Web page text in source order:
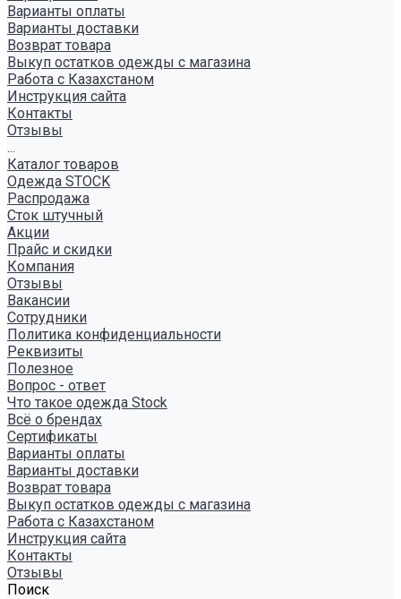
Варианты оплаты
Варианты доставки
Возврат товара
Выкуп остатков одежды с магазина
Работа с Казахстаном
Инструкция сайта
Контакты
Отзывы
...
Каталог товаров
Одежда STOCK
Распродажа
Сток штучный
Акции
Прайс и скидки
Компания
Отзывы
Вакансии
Сотрудники
Политика конфиденциальности
Реквизиты
Полезное
Вопрос - ответ
Что такое одежда Stock
Всё о брендах
Сертификаты
Варианты оплаты
Варианты доставки
Возврат товара
Выкуп остатков одежды с магазина
Работа с Казахстаном
Инструкция сайта
Контакты
Отзывы
Поиск